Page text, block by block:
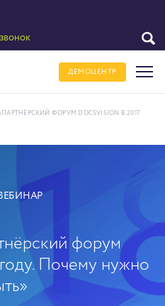
ДЕМОЦЕНТР
ФОРУМ DOCSVISION В 2017
форум
Почему нужно